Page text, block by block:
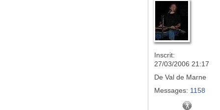
Inscrit:
27/03/2006 21:17
De Val de Marne
Messages: 1158